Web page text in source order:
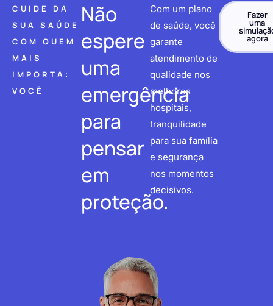
CUIDE DA
SUA SAÚDE
COM QUEM
MAIS
IMPORTA:
VOCÊ
Não
espere
uma
emergência
para
pensar
em
proteção.
Com um plano
de saúde, você
garante
atendimento de
qualidade nos
melhores
hospitais,
tranquilidade
para sua família
e segurança
nos momentos
decisivos.
Fazer
uma
agora